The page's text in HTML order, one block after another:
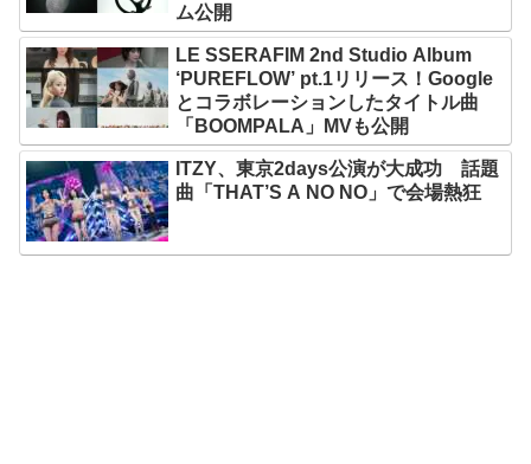
ム公開
LE SSERAFIM 2nd Studio Album
‘PUREFLOW’ pt.1リリース！Google
とコラボレーションしたタイトル曲
「BOOMPALA」MVも公開
ITZY、東京2days公演が大成功 話題
曲「THAT’S A NO NO」で会場熱狂